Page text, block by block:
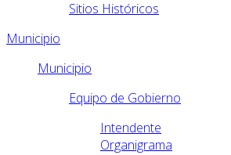
Sitios Históricos
Municipio
Municipio
Equipo de Gobierno
Intendente
Organigrama